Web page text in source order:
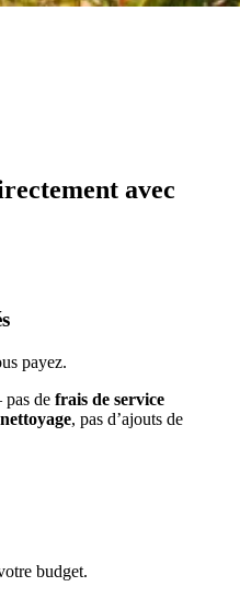
avec
payez.
de frais de service
, pas d’ajouts de
budget.